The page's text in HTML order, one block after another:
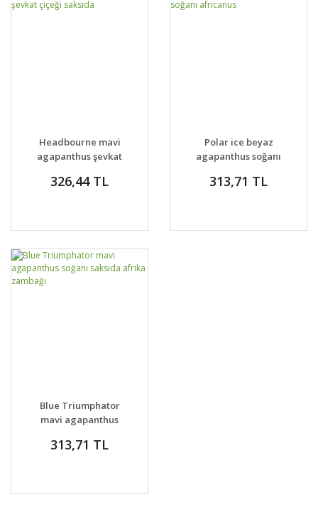
Headbourne mavi
agapanthus şevkat
326,44 TL
Polar ice beyaz
agapanthus soğanı
313,71 TL
Blue Triumphator
mavi agapanthus
zambağı
313,71 TL